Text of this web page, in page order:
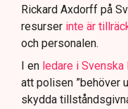
att navigera
Rickard Axdorff på
resurser inte är
och personalen.
I en ledare i Svenska
att polisen ”behöver
skydda